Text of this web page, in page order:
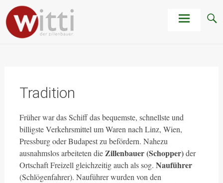
Zum
Inhalt
springen
Zillen und Holzboote nach
Tradition
Früher war das Schiff das bequemste, schnellste und
billigste Verkehrsmittel um Waren nach Linz, Wien,
Pressburg oder Budapest zu befördern. Nahezu
ausnahmslos arbeiteten dieZillenbauer (Schopper)der
Ortschaft Freizell gleichzeitig auch als sog. Nauführer
(Schlögenfahrer). Nauführer wurden von den